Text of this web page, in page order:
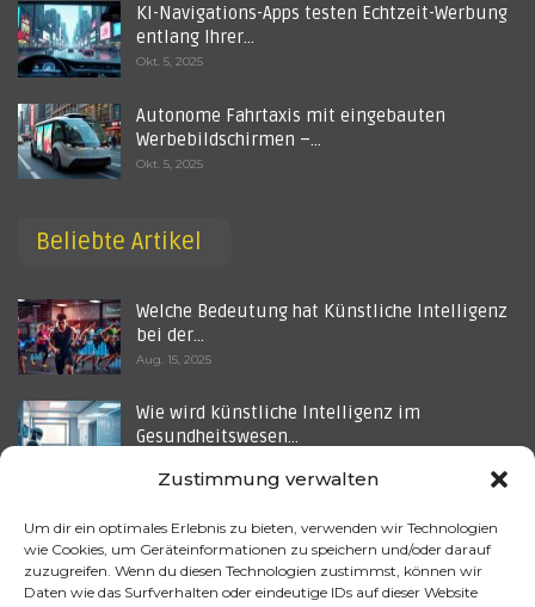
Zustimmung verwalten
Um dir ein optimales Erlebnis zu bieten, verwenden wir Technologien
wie Cookies, um Geräteinformationen zu speichern und/oder darauf
zuzugreifen. Wenn du diesen Technologien zustimmst, können wir
Daten wie das Surfverhalten oder eindeutige IDs auf dieser Website
KI-Navigations-Apps testen Echtzeit-Werbung
entlang Ihrer…
Okt. 5, 2025
Autonome Fahrtaxis mit eingebauten
Werbebildschirmen –…
Okt. 5, 2025
Beliebte Artikel
Welche Bedeutung hat Künstliche Intelligenz
bei der…
Aug. 15, 2025
Wie wird künstliche Intelligenz im
Gesundheitswesen…
Kunst ohne…
Okt. 5, 2025